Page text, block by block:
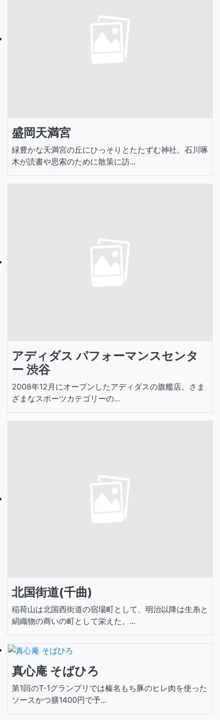
盛岡天満宮
緑豊かな天満宮の丘にひっそりとたたずむ神社。石川啄
木が読書や思索のために散策に訪...
アディダス パフォーマンスセンタ
ー 渋谷
2008年12月にオープンしたアディダスの旗艦店。さま
ざまなスポーツカテゴリーの...
北国街道(千曲)
稲荷山は北国西街道の宿場町として、明治以降は生糸と
絹織物の商いの町として栄えた。...
真心庵 そばひろ
第1回のT-1グランプリでは榛名もち豚のヒレ肉を使った
ソースかつ膳1400円で予...